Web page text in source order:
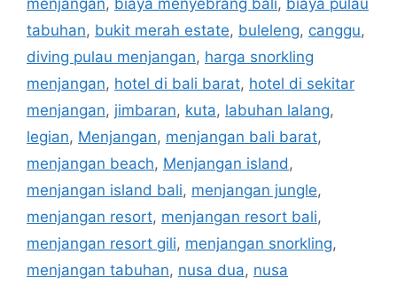
tabuhan, bukit merah estate, buleleng, canggu,
diving pulau menjangan, harga snorkling
menjangan, hotel di bali barat, hotel di sekitar
menjangan, jimbaran, kuta, labuhan lalang,
legian, Menjangan, menjangan bali barat,
menjangan beach, Menjangan island ,
menjangan island bali, menjangan jungle,
menjangan resort, menjangan resort bali,
menjangan resort gili, menjangan snorkling,
menjangan tabuhan, nusa dua, nusa